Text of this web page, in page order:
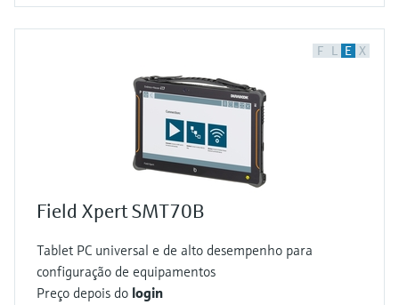
F L E X
Field Xpert SMT70B
Tablet PC universal e de alto desempenho para
configuração de equipamentos
Preço depois do login